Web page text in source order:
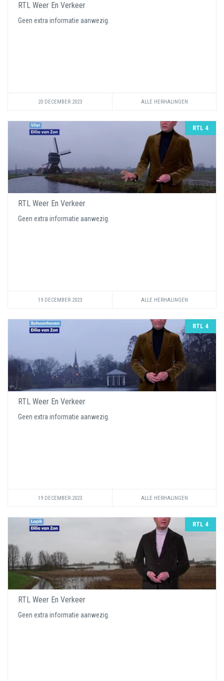
RTL Weer En Verkeer
Geen extra informatie aanwezig.
20 DECEMBER 2023 ALLE HERHALINGEN
RTL 4
RTL Weer En Verkeer
Geen extra informatie aanwezig.
19 DECEMBER 2023 ALLE HERHALINGEN
RTL 4
RTL Weer En Verkeer
Geen extra informatie aanwezig.
19 DECEMBER 2023 ALLE HERHALINGEN
RTL 4
RTL Weer En Verkeer
Geen extra informatie aanwezig.